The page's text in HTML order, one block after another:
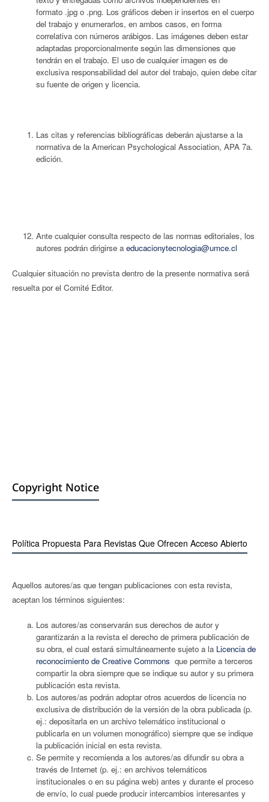
formato .jpg o .png. Los gráficos deben ir insertos en el cuerpo
del trabajo y enumerarlos, en ambos casos, en forma
correlativa con números arábigos. Las imágenes deben estar
adaptadas proporcionalmente según las dimensiones que
tendrán en el trabajo. El uso de cualquier imagen es de
exclusiva responsabilidad del autor del trabajo, quien debe citar
su fuente de origen y licencia.
Las citas y referencias bibliográficas deberán ajustarse a la
normativa de la American Psychological Association, APA 7a.
edición.
Ante cualquier consulta respecto de las normas editoriales, los
autores podrán dirigirse a educacionytecnologia@umce.cl
Cualquier situación no prevista dentro de la presente normativa será
resuelta por el Comité Editor.
Copyright Notice
Polí­tica Propuesta Para Revistas Que Ofrecen Acceso Abierto
Aquellos autores/as que tengan publicaciones con esta revista,
aceptan los términos siguientes:
Los autores/as conservarán sus derechos de autor y
garantizarán a la revista el derecho de primera publicación de
su obra, el cual estará simultáneamente sujeto a la Licencia de
reconocimiento de Creative Commons que permite a terceros
compartir la obra siempre que se indique su autor y su primera
publicación esta revista.
Los autores/as podrán adoptar otros acuerdos de licencia no
exclusiva de distribución de la versión de la obra publicada (p.
ej.: depositarla en un archivo telemático institucional o
publicarla en un volumen monográfico) siempre que se indique
la publicación inicial en esta revista.
Se permite y recomienda a los autores/as difundir su obra a
través de Internet (p. ej.: en archivos telemáticos
institucionales o en su página web) antes y durante el proceso
de enví­o, lo cual puede producir intercambios interesantes y